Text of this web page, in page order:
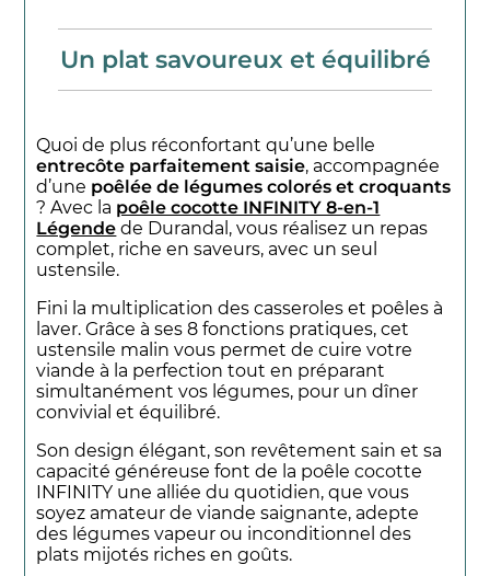
Un plat savoureux et équilibré
Quoi de plus réconfortant qu’une belle
entrecôte parfaitement saisie, accompagnée
d’une poêlée de légumes colorés et croquants
? Avec la poêle cocotte INFINITY 8-en-1
Légende de Durandal, vous réalisez un repas
complet, riche en saveurs, avec un seul
ustensile.
Fini la multiplication des casseroles et poêles à
laver. Grâce à ses 8 fonctions pratiques, cet
ustensile malin vous permet de cuire votre
viande à la perfection tout en préparant
simultanément vos légumes, pour un dîner
convivial et équilibré.
Son design élégant, son revêtement sain et sa
capacité généreuse font de la poêle cocotte
INFINITY une alliée du quotidien, que vous
soyez amateur de viande saignante, adepte
des légumes vapeur ou inconditionnel des
plats mijotés riches en goûts.